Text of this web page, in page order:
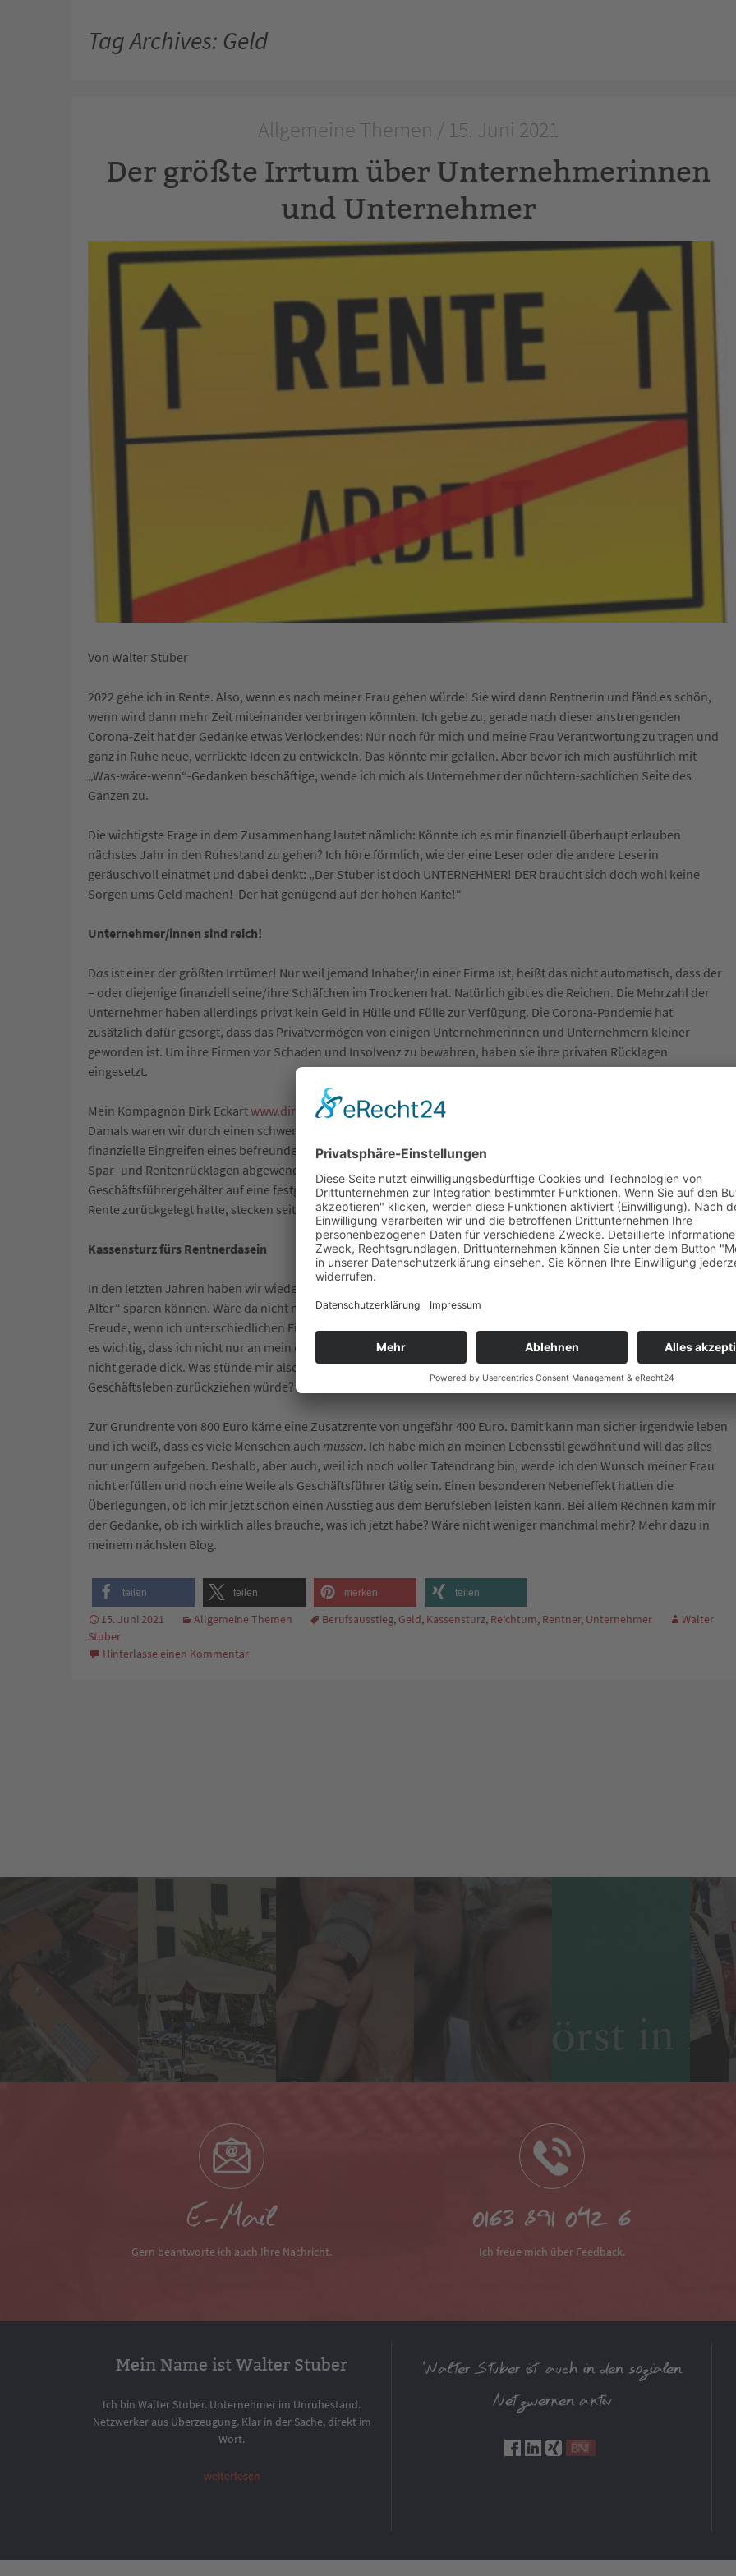
Tag Archives: Geld
Allgemeine Themen / 15. Juni 2021
Der größte Irrtum über Unternehmerinnen
und Unternehmer
Von Walter Stuber
2022 gehe ich in Rente. Also, wenn es nach meiner Frau gehen würde! Sie wird dann Rentnerin und fänd es schön,
wenn wird dann mehr Zeit miteinander verbringen könnten. Ich gebe zu, gerade nach dieser anstrengenden
Corona-Zeit hat der Gedanke etwas Verlockendes: Nur noch für mich und meine Frau Verantwortung zu tragen und
ganz in Ruhe neue, verrückte Ideen zu entwickeln. Das könnte mir gefallen. Aber bevor ich mich ausführlich mit
„Was-wäre-wenn“-Gedanken beschäftige, wende ich mich als Unternehmer der nüchtern-sachlichen Seite des
Ganzen zu.
Die wichtigste Frage in dem Zusammenhang lautet nämlich: Könnte ich es mir finanziell überhaupt erlauben
nächstes Jahr in den Ruhestand zu gehen? Ich höre förmlich, wie der eine Leser oder die andere Leserin
geräuschvoll einatmet und dabei denkt: „Der Stuber ist doch UNTERNEHMER! DER braucht sich doch wohl keine
Sorgen ums Geld machen! Der hat genügend auf der hohen Kante!“
Unternehmer/innen sind reich!
Das ist einer der größten Irrtümer! Nur weil jemand Inhaber/in einer Firma ist, heißt das nicht automatisch, dass der
– oder diejenige finanziell seine/ihre Schäfchen im Trockenen hat. Natürlich gibt es die Reichen. Die Mehrzahl der
Unternehmer haben allerdings privat kein Geld in Hülle und Fülle zur Verfügung. Die Corona-Pandemie hat
zusätzlich dafür gesorgt, dass das Privatvermögen von einigen Unternehmerinnen und Unternehmern kleiner
geworden ist. Um ihre Firmen vor Schaden und Insolvenz zu bewahren, haben sie ihre privaten Rücklagen
eingesetzt.
Mein Kompagnon Dirk Eckartwww.dirk-eckart.de und ich mussten eine ähnliche Situation bereits 2010 erleben.
Damals waren wir durch einen schweren Kalkulationsfehler kurz vor der Insolvenz. Diese konnte nur durch das
finanzielle Eingreifen eines befreundeten Lieferanten, weiterer Kredite und der Einlage unserer gesamten privaten
Spar- und Rentenrücklagen abgewendet werden! Dazu kam die drastische Kürzung unserer
Geschäftsführergehälter auf eine festgelegte Zeit. Alle meine Ersparnisse, mein Polster, das ich mir für die Zeit der
Rente zurückgelegt hatte, stecken seitdem in derGemeinhardt Service GmbH.
Kassensturz fürs Rentnerdasein
In den letzten Jahren haben wir wieder einen ausgeglichenen Monatslohn erhalten. Davon hätte ich etwas „fürs
Alter“ sparen können. Wäre da nicht meine Überzeugung, dass ich 20% meines Einkommens spende. Es macht mir
Freude, wenn ich unterschiedlichen Einrichtungen, Vereinen und Menschen in Not helfen kann. Außerdem finde ich
es wichtig, dass ich nicht nur an mein eigenes Wohlergehen denke. Deshalb ist mein finanzielles Polster nach wie vor
nicht gerade dick. Was stünde mir also zur Verfügung, wenn ich mich tatsächlich nächstes Jahr aus dem
Geschäftsleben zurückziehen würde?
Zur Grundrente von 800 Euro käme eine Zusatzrente von ungefähr 400 Euro. Damit kann man sicher irgendwie leben
und ich weiß, dass es viele Menschen auch müssen. Ich habe mich an meinen Lebensstil gewöhnt und will das alles
nur ungern aufgeben. Deshalb, aber auch, weil ich noch voller Tatendrang bin, werde ich den Wunsch meiner Frau
nicht erfüllen und noch eine Weile als Geschäftsführer tätig sein. Einen besonderen Nebeneffekt hatten die
Überlegungen, ob ich mir jetzt schon einen Ausstieg aus dem Berufsleben leisten kann. Bei allem Rechnen kam mir
der Gedanke, ob ich wirklich alles brauche, was ich jetzt habe? Wäre nicht weniger manchmal mehr? Mehr dazu in
meinem nächsten Blog.
teilen teilen merken teilen
15. Juni 2021 Allgemeine Themen Berufsausstieg, Geld, Kassensturz, Reichtum, Rentner, Unternehmer
Walter
Stuber
Hinterlasse einen Kommentar
E-Mail
Gern beantworte ich auch Ihre Nachricht.
0163 891 042 6
Ich freue mich über Feedback.
Mein Name ist Walter Stuber
Ich bin Walter Stuber. Unternehmer im Unruhestand.
Netzwerker aus Überzeugung. Klar in der Sache, direkt im
Wort.
weiterlesen
Walter Stuber ist auch in den sozialen
Netzwerken aktiv